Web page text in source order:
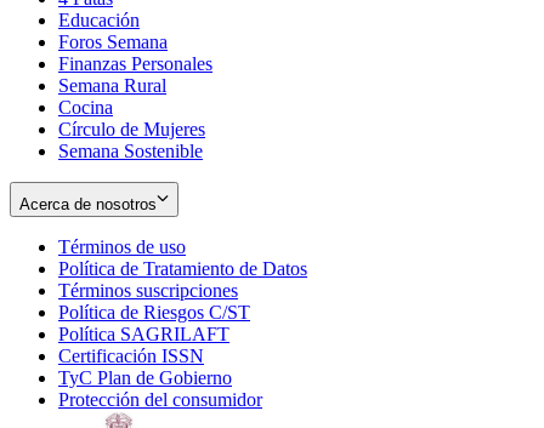
window
new
window
Educación
Foros Semana
Finanzas Personales
Semana Rural
Cocina
Círculo de Mujeres
Semana Sostenible
Acerca de nosotros
Términos de uso
in
new
window
Política de Tratamiento de Datos
Términos suscripciones
in
Política de Riesgos C/ST
Política SAGRILAFT
new
window
Certificación ISSN
in
new
TyC Plan de Gobierno
in
Protección del consumidorOpens